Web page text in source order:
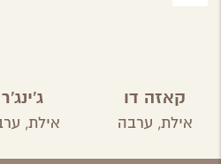
קאזה דו
ברזילאילת, ערבה
ג'ינג'ר
אילת,